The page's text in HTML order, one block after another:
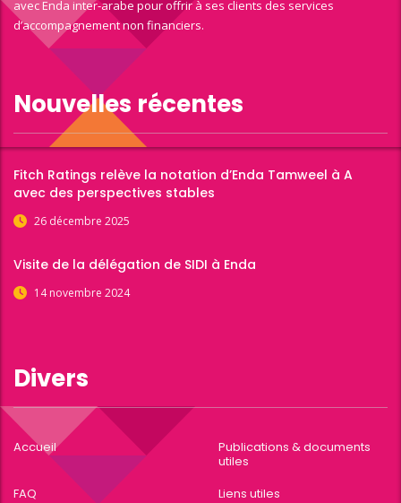
avec Enda inter-arabe pour offrir à ses clients des services
d’accompagnement non financiers.
Nouvelles récentes
Fitch Ratings relève la notation d’Enda Tamweel à A
avec des perspectives stables
26 décembre 2025
Visite de la délégation de SIDI à Enda
14 novembre 2024
Divers
Accueil
Publications & documents
utiles
FAQ
Liens utiles